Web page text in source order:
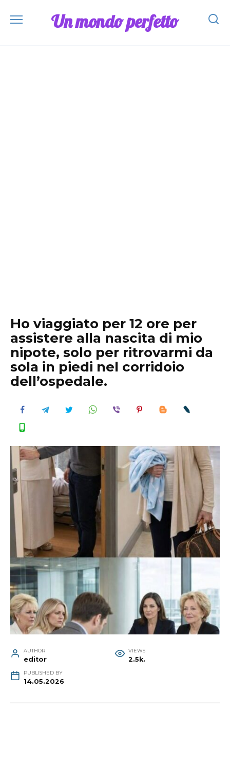
Un mondo perfetto
Ho viaggiato per 12 ore per
assistere alla nascita di mio
nipote, solo per ritrovarmi da
sola in piedi nel corridoio
dell’ospedale.
AUTHOR
editor
VIEWS
2.5k.
PUBLISHED BY
14.05.2026